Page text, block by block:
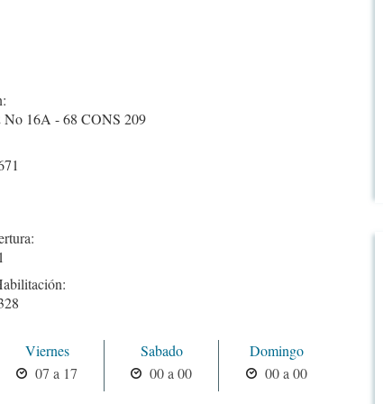
No 16A - 68 CONS 209
Viernes
07 a 17
Sabado
00 a 00
Domingo
00 a 00